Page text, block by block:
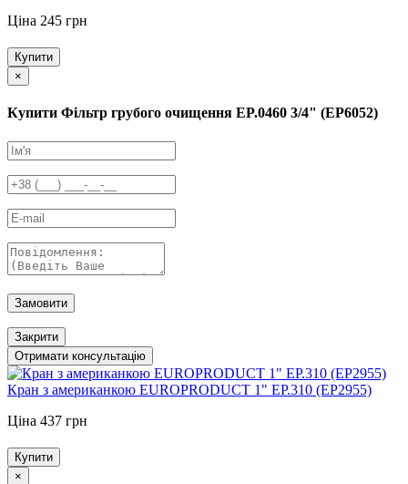
Ціна 245 грн
Купити
×
Купити Фільтр грубого очищення EP.0460 3/4" (EP6052)
Замовити
Закрити
Отримати консультацію
Кран з американкою EUROPRODUCT 1" EP.310 (EP2955)
Ціна 437 грн
Купити
×